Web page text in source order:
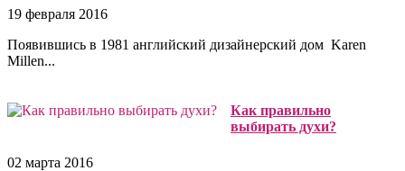
19 февраля 2016
Появившись в 1981 английский дизайнерский дом Karen
Millen...
Как правильно
выбирать духи?
02 марта 2016